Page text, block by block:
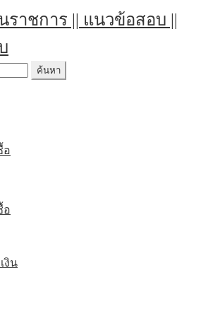
ราชการ || แนวข้อสอบ ||
ค้นหา
อ
อ
งิน